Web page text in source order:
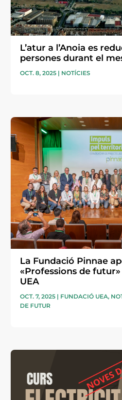
L’atur a l’Anoia es
persones durant el
OCT. 8, 2025 | NOTÍCIES
La Fundació Pinnae
«Professions de
UEA
OCT. 7, 2025 | FUNDACIÓ UEA,
DE FUTUR